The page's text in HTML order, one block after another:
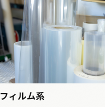
フィルム系